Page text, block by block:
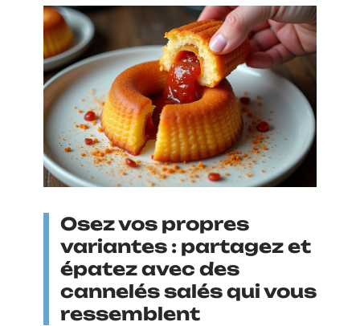
Osez vos propres
variantes : partagez et
épatez avec des
cannelés salés qui vous
ressemblent